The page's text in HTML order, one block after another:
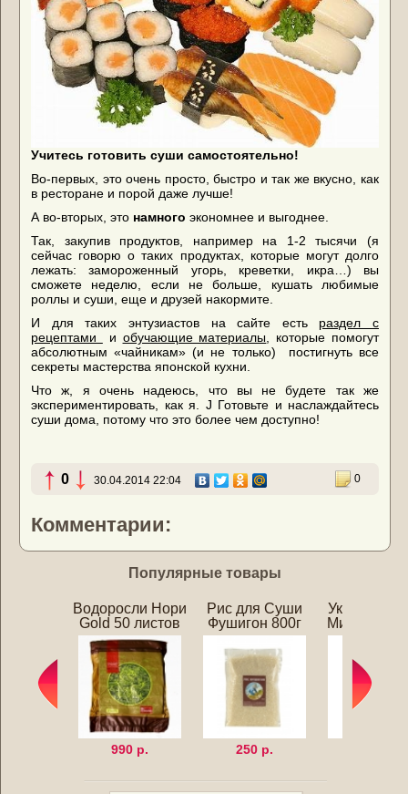
Учитесь готовить суши самостоятельно!
Во-первых, это очень просто, быстро и так же вкусно, как
в ресторане и порой даже лучше!
А во-вторых, это намного экономнее и выгоднее.
Так, закупив продуктов, например на 1-2 тысячи (я
сейчас говорю о таких продуктах, которые могут долго
лежать: замороженный угорь, креветки, икра…) вы
сможете неделю, если не больше, кушать любимые
роллы и суши, еще и друзей накормите.
И для таких энтузиастов на сайте есть раздел с
рецептами
и обучающие материалы , которые помогут
абсолютным «чайникам» (и не только)
постигнуть все
секреты мастерства японской кухни.
Что ж, я очень надеюсь, что вы не будете так же
экспериментировать, как я. J Готовьте и наслаждайтесь
суши дома, потому что это более чем доступно!
0 30.04.2014 22:04 0
Комментарии:
Популярные товары
Водоросли Нори
Gold 50 листов
990 р.
Рис для Суши
Фушигон 800г
250 р.
Уксус для
Мицукан